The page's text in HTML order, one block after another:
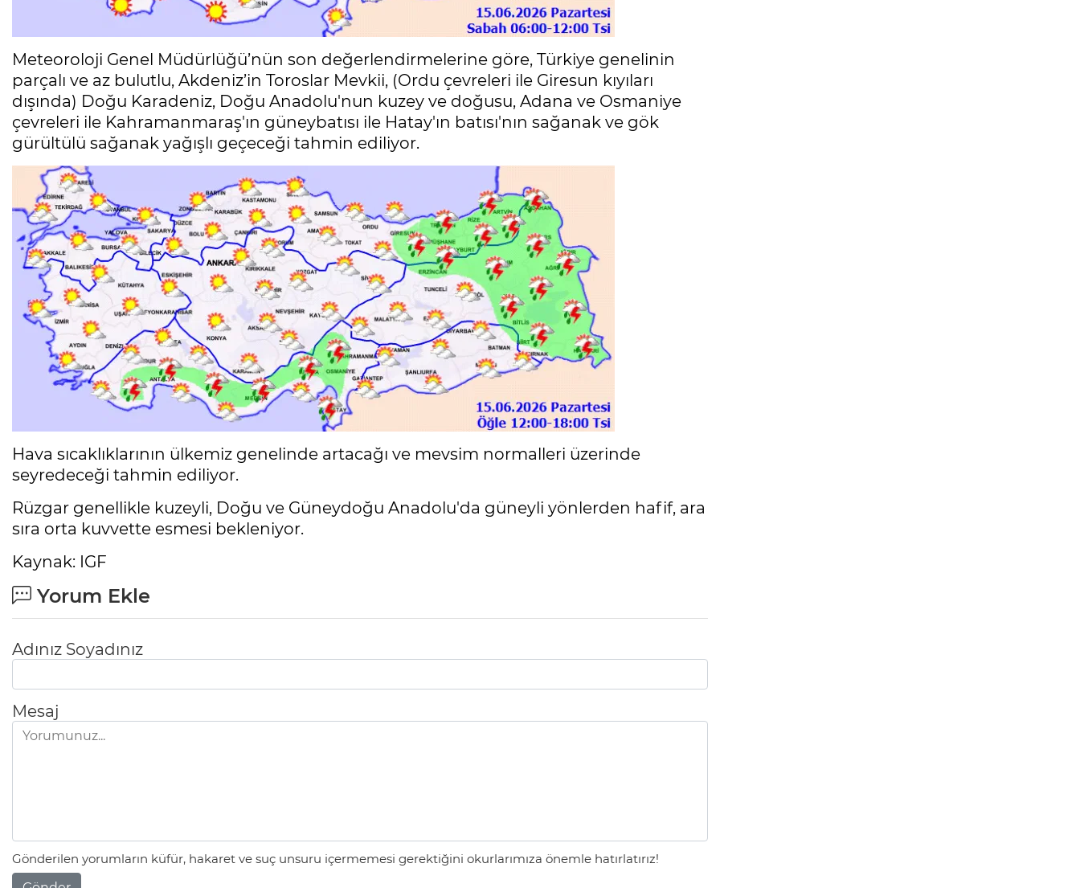
Meteoroloji Genel Müdürlüğü’nün son değerlendirmelerine göre, Türkiye genelinin
parçalı ve az bulutlu, Akdeniz’in Toroslar Mevkii, (Ordu çevreleri ile Giresun kıyıları
dışında) Doğu Karadeniz, Doğu Anadolu'nun kuzey ve doğusu, Adana ve Osmaniye
çevreleri ile Kahramanmaraş'ın güneybatısı ile Hatay'ın batısı'nın sağanak ve gök
gürültülü sağanak yağışlı geçeceği tahmin ediliyor.
Hava sıcaklıklarının ülkemiz genelinde artacağı ve mevsim normalleri üzerinde
seyredeceği tahmin ediliyor.
Rüzgar genellikle kuzeyli, Doğu ve Güneydoğu Anadolu'da güneyli yönlerden hafif, ara
sıra orta kuvvette esmesi bekleniyor.
Kaynak: IGF
Yorum Ekle
Adınız Soyadınız
Mesaj
Gönderilen yorumların küfür, hakaret ve suç unsuru içermemesi gerektiğini okurlarımıza önemle hatırlatırız!